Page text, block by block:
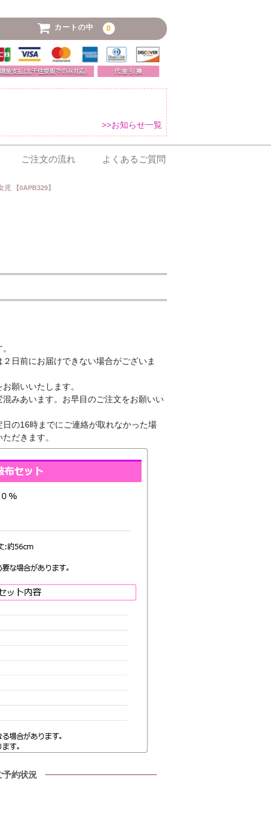
カートの中 0
>>お知らせ一覧
ご注文の流れ よくあるご質問
【0APB329】
日前にお届けできない場合がございま
願いいたします。
みあいます。お早目のご注文をお願いい
の16時までにご連絡が取れなかった場
だきます。
予約状況